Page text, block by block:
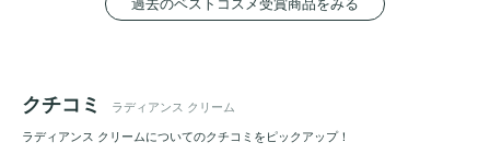
過去のベストコスメ受賞商品をみる
クチコミ ラディアンス クリーム
ラディアンス クリームについてのクチコミをピックアップ！